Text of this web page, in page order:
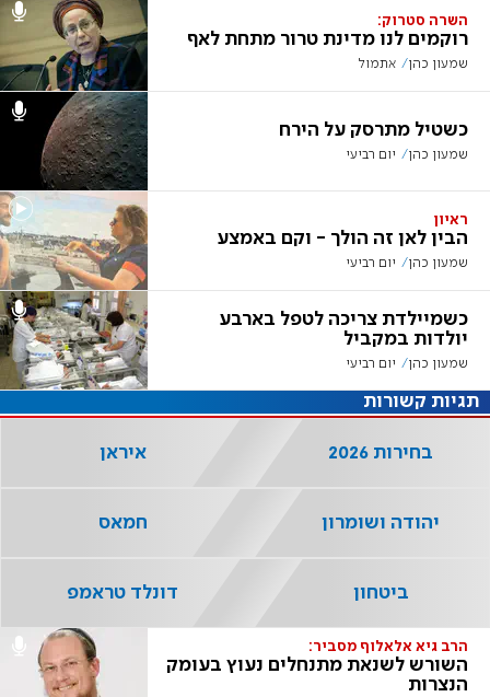
השרה סטרוק:
רוקמים לנו מדינת טרור מתחת לאף
שמעון כהן אתמול
כשטיל מתרסק על הירח
שמעון כהן יום רביעי
ראיון
הבין לאן זה הולך - וקם באמצע
שמעון כהן יום רביעי
כשמיילדת צריכה לטפל בארבע
יולדות במקביל
שמעון כהן יום רביעי
הרב גיא אלאלוף מסביר:
השורש לשנאת מתנחלים נעוץ בעומק
הנצרות
תגיות קשורות
בחירות 2026 איראן
יהודה ושומרון חמאס
ביטחון דונלד טראמפ